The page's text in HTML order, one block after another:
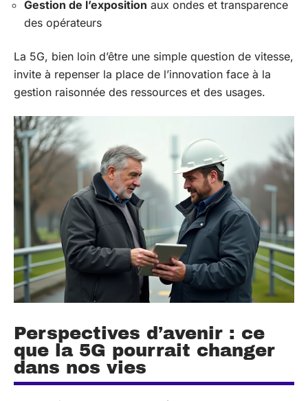
Gestion de l’exposition aux ondes et transparence
des opérateurs
La 5G, bien loin d’être une simple question de vitesse,
invite à repenser la place de l’innovation face à la
gestion raisonnée des ressources et des usages.
Perspectives d’avenir : ce
que la 5G pourrait changer
dans nos vies